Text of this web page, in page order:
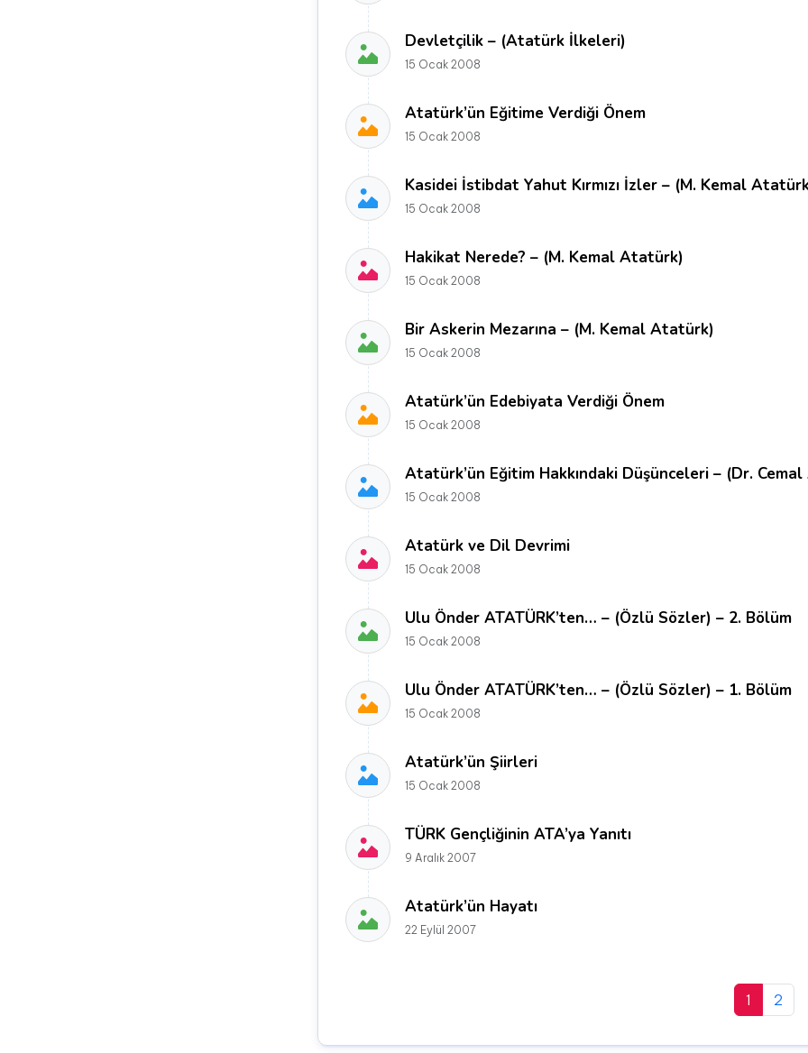
Devletçilik – (Atatürk İlkeleri)
15 Ocak 2008
Atatürk’ün Eğitime Verdiği Önem
15 Ocak 2008
Kasidei İstibdat Yahut Kırmızı İzler – (M. Kemal
15 Ocak 2008
Hakikat Nerede? – (M. Kemal Atatürk)
15 Ocak 2008
Bir Askerin Mezarına – (M. Kemal Atatürk)
15 Ocak 2008
Atatürk’ün Edebiyata Verdiği Önem
15 Ocak 2008
Atatürk’ün Eğitim Hakkındaki Düşünceleri – (Dr. Cemal
15 Ocak 2008
Atatürk ve Dil Devrimi
15 Ocak 2008
Ulu Önder ATATÜRK’ten… – (Özlü Sözler) – 2. Bölüm
15 Ocak 2008
Ulu Önder ATATÜRK’ten… – (Özlü Sözler) – 1. Bölüm
15 Ocak 2008
Atatürk’ün Şiirleri
15 Ocak 2008
TÜRK Gençliğinin ATA’ya Yanıtı
9 Aralık 2007
Atatürk’ün Hayatı
22 Eylül 2007
1 2